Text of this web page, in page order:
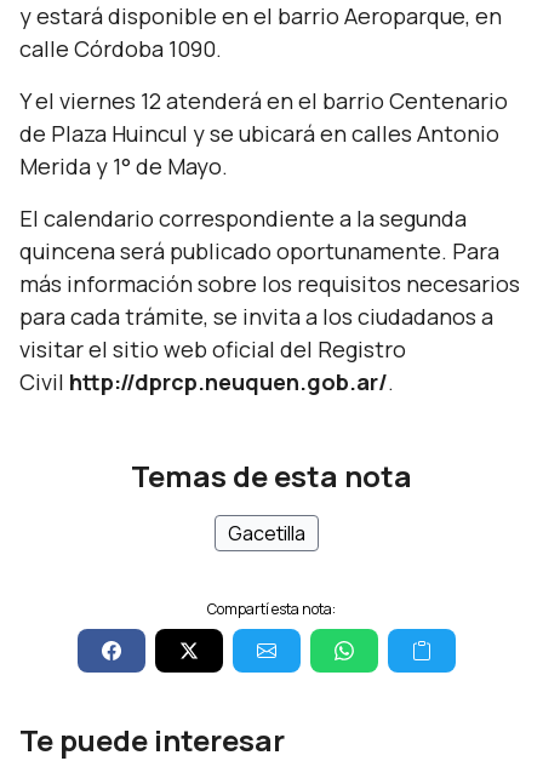
y estará disponible en el barrio Aeroparque, en
calle Córdoba 1090.
Y el viernes 12 atenderá en el barrio Centenario
de Plaza Huincul y se ubicará en calles Antonio
Merida y 1° de Mayo.
El calendario correspondiente a la segunda
quincena será publicado oportunamente. Para
más información sobre los requisitos necesarios
para cada trámite, se invita a los ciudadanos a
visitar el sitio web oficial del Registro
Civil http://dprcp.neuquen.gob.ar/.
Temas de esta nota
Gacetilla
Compartí esta nota:
Te puede interesar